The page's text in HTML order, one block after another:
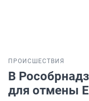
ПРОИСШЕСТВИЯ
В
для отмены